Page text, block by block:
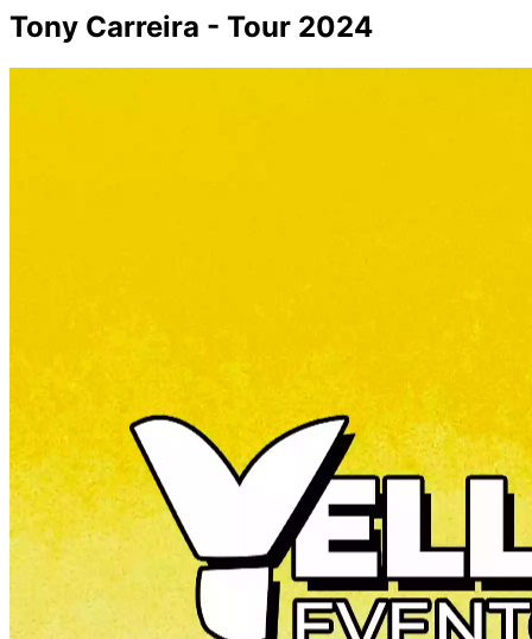
Tony Carreira - Tour 2024